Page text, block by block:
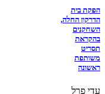
הפקת בית
הדרקון החלה,
השחקנים
בהקראת
תסריט
משותפת
ראשונה
עדי פרל